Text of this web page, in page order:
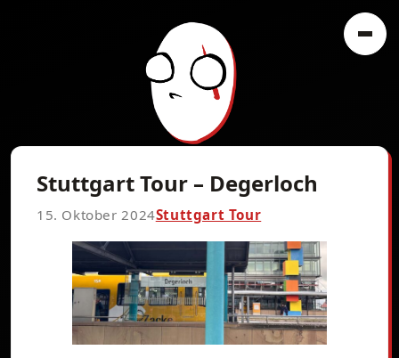
Stuttgart Tour – Degerloch
15. Oktober 2024Stuttgart Tour